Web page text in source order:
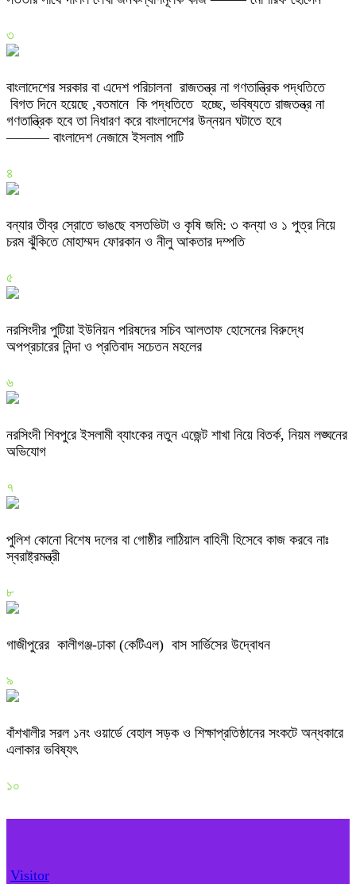
৩
বাংলাদেশের সরকার বা এদেশ পরিচালনা রাজতন্ত্র না গণতান্ত্রিক পদ্ধতিতে
বিগত দিনে হয়েছে ,বতমানে কি পদ্ধতিতে হচ্ছে, ভবিষ্যতে রাজতন্ত্র না
গণতান্ত্রিক হবে তা নিধারণ করে বাংলাদেশের উন্নয়ন ঘটাতে হবে
——— বাংলাদেশ নেজামে ইসলাম পাটি
৪
বন্যার তীব্র স্রোতে ভাঙছে বসতভিটা ও কৃষি জমি: ৩ কন্যা ও ১ পুত্র নিয়ে
চরম ঝুঁকিতে মোহাম্মদ ফোরকান ও নীলু আকতার দম্পতি
৫
নরসিংদীর পুটিয়া ইউনিয়ন পরিষদের সচিব আলতাফ হোসেনের বিরুদ্ধে
অপপ্রচারের নিন্দা ও প্রতিবাদ সচেতন মহলের
৬
নরসিংদী শিবপুরে ইসলামী ব্যাংকের নতুন এজেন্ট শাখা নিয়ে বিতর্ক, নিয়ম লঙ্ঘনের
অভিযোগ
৭
পুলিশ কোনো বিশেষ দলের বা গোষ্ঠীর লাঠিয়াল বাহিনী হিসেবে কাজ করবে নাঃ
স্বরাষ্ট্রমন্ত্রী
৮
গাজীপুরের কালীগঞ্জ-ঢাকা (কেটিএল) বাস সার্ভিসের উদ্বোধন
৯
বাঁশখালীর সরল ১নং ওয়ার্ডে বেহাল সড়ক ও শিক্ষাপ্রতিষ্ঠানের সংকটে অন্ধকারে
এলাকার ভবিষ্যৎ
১০
Visitor